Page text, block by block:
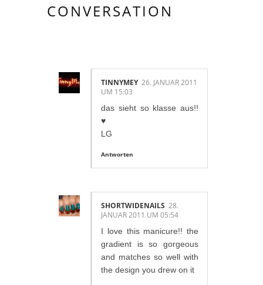
CONVERSATION
TINNYMEY 26. JANUAR 2011
UM 15:03
das sieht so klasse aus!!
♥
LG
Antworten
SHORTWIDENAILS 28.
JANUAR 2011 UM 05:54
I love this manicure!! the
gradient is so gorgeous
and matches so well with
the design you drew on it